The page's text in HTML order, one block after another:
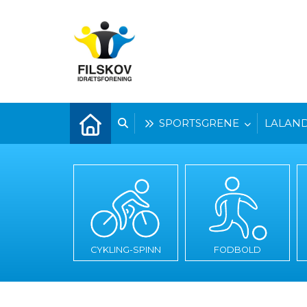
SPORTSGRENE
CYKLING-SPINN FODBOLD